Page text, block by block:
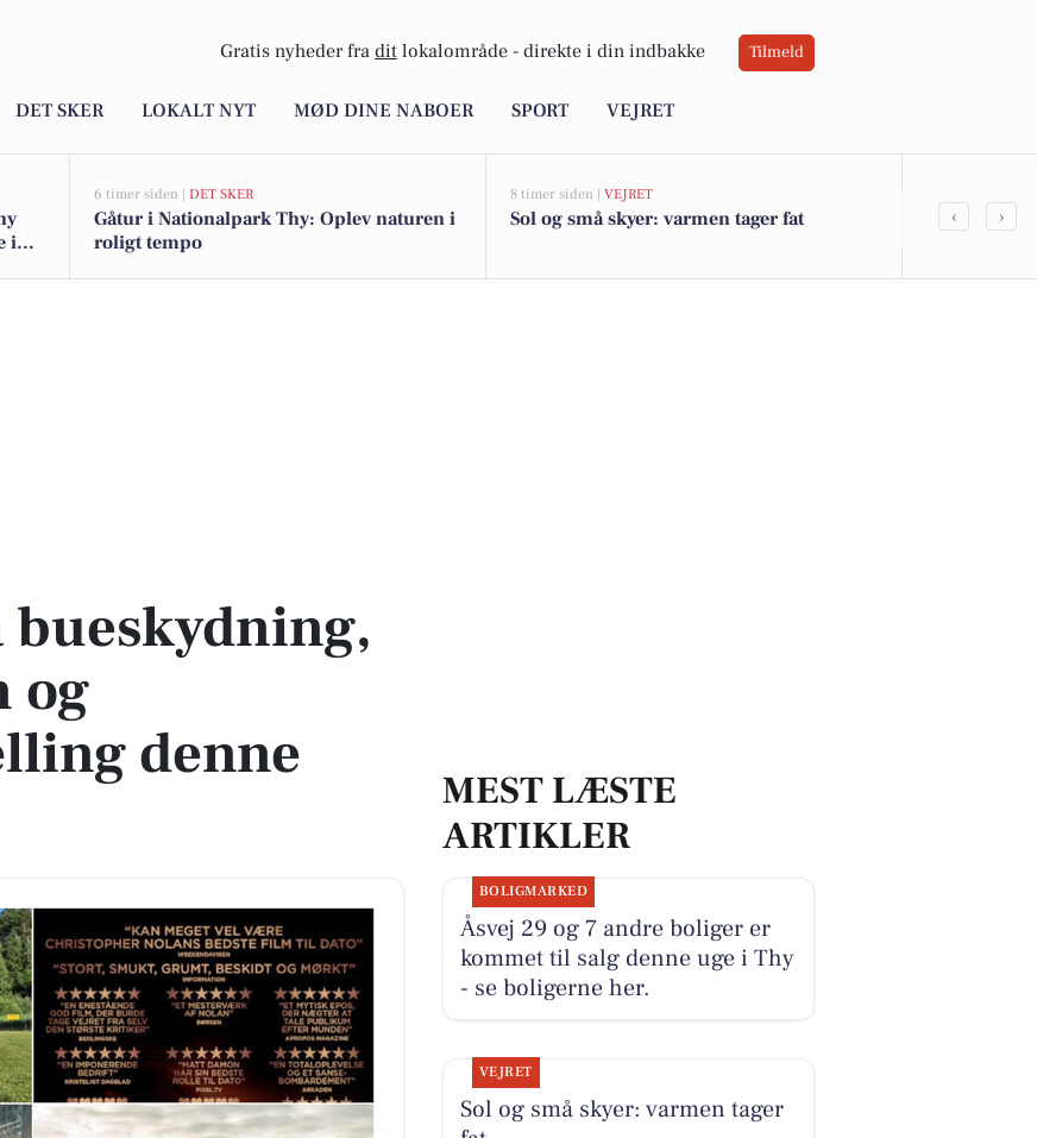
Gratis nyheder fra dit lokalområde - direkte i din indbakke Tilmeld
DET SKER LOKALT NYT MØD DINE NABOER SPORT VEJRET
i
6 timer siden | DET SKER
Gåtur i Nationalpark Thy: Oplev naturen i
roligt tempo
8 timer siden | VEJRET
Sol og små skyer: varmen tager fat ‹ ›
historiefortælling denne weekend
og
denne
MEST LÆSTE
ARTIKLER
BOLIGMARKED
Åsvej 29 og 7 andre boliger er
kommet til salg denne uge i Thy
- se boligerne her.
VEJRET
Sol og små skyer: varmen tager